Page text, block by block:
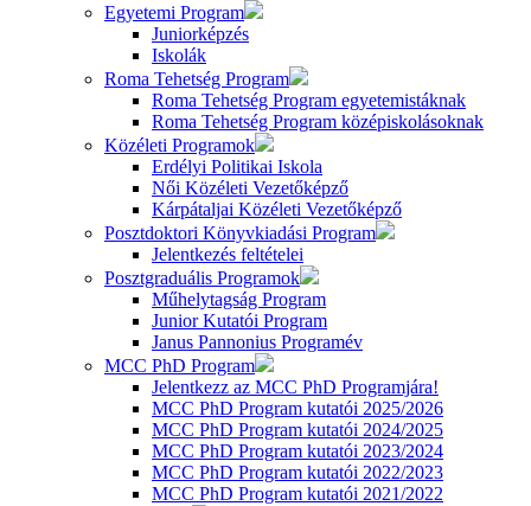
Egyetemi Program
Juniorképzés
Iskolák
Roma Tehetség Program
Roma Tehetség Program egyetemistáknak
Roma Tehetség Program középiskolásoknak
Közéleti Programok
Erdélyi Politikai Iskola
Női Közéleti Vezetőképző
Kárpátaljai Közéleti Vezetőképző
Posztdoktori Könyvkiadási Program
Jelentkezés feltételei
Posztgraduális Programok
Műhelytagság Program
Junior Kutatói Program
Janus Pannonius Programév
MCC PhD Program
Jelentkezz az MCC PhD Programjára!
MCC PhD Program kutatói 2025/2026
MCC PhD Program kutatói 2024/2025
MCC PhD Program kutatói 2023/2024
MCC PhD Program kutatói 2022/2023
MCC PhD Program kutatói 2021/2022